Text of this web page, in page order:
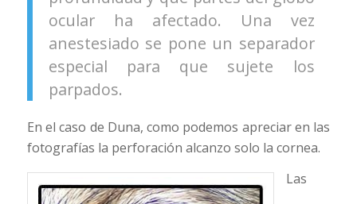
ocular ha afectado. Una vez
anestesiado se pone un separador
especial para que sujete los
parpados.
En el caso de Duna, como podemos apreciar en las
fotografías la perforación alcanzo solo la cornea.
Las